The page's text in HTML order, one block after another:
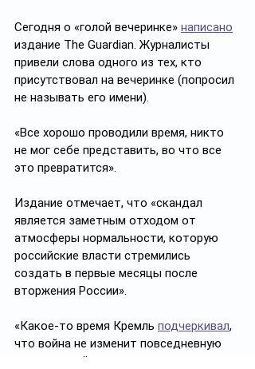
Сегодня о «голой вечеринке» написано
издание The Guardian. Журналисты
привели слова одного из тех, кто
присутствовал на вечеринке (попросил
не называть его имени).
«Все хорошо проводили время, никто
не мог себе представить, во что все
это превратится».
Издание отмечает, что «скандал
является заметным отходом от
атмосферы нормальности, которую
российские власти стремились
создать в первые месяцы после
вторжения России».
«Какое-то время Кремль подчеркивал,
что война не изменит повседневную
жизнь людей, поскольку многие в